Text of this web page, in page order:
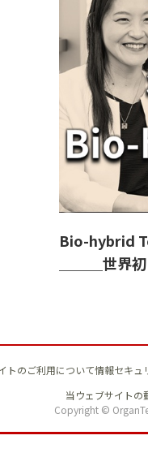
Bio-hybrid
＿＿＿世界
トのご利用について情報セキュ
当ウェブサイトの
Copyright ©